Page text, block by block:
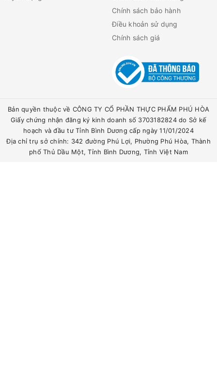
Chính sách bảo hành
Điều khoản sử dụng
Chính sách giá
Bản quyền thuộc về CÔNG TY CỔ PHẦN THỰC PHẨM PHÚ HÒA
Giấy chứng nhận đăng ký kinh doanh số 3703182824 do Sở kế
hoạch và đầu tư Tỉnh Bình Dương cấp ngày 11/01/2024
Địa chỉ trụ sở chính: 342 đường Phú Lợi, Phường Phú Hòa, Thành
phố Thủ Dầu Một, Tỉnh Bình Dương, Tỉnh Việt Nam